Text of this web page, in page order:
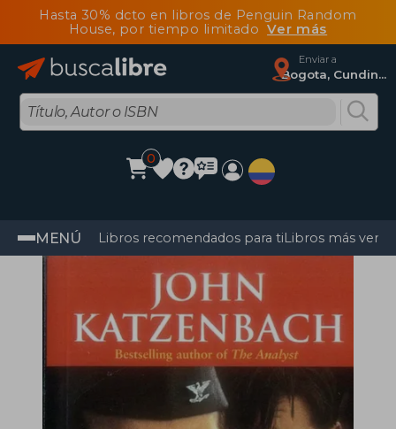
Hasta 30% dcto en libros de Penguin Random
House, por tiempo limitadoVer más
Enviar a
Bogota, Cundinamarca
0
MENÚ Libros recomendados para tiLibros más